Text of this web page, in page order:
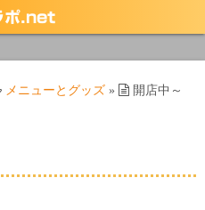
ポ.net
メニューとグッズ » 開店中～